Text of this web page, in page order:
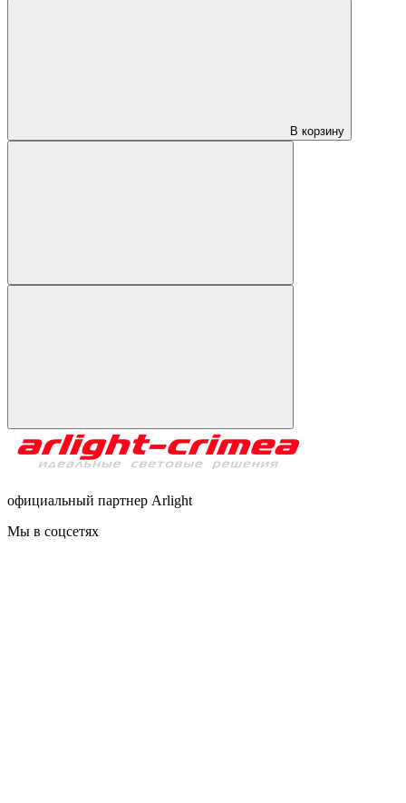
В корзину
официальный партнер Arlight
Мы в соцсетях